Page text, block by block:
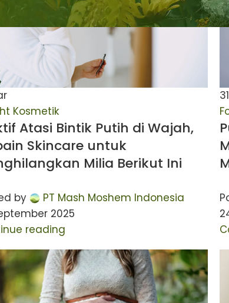
Kosmetik
Atasi Bintik Putih di Wajah,
Skincare untuk
Milia Berikut Ini
by
PT Mash Moshem Indonesia
2025
reading
31